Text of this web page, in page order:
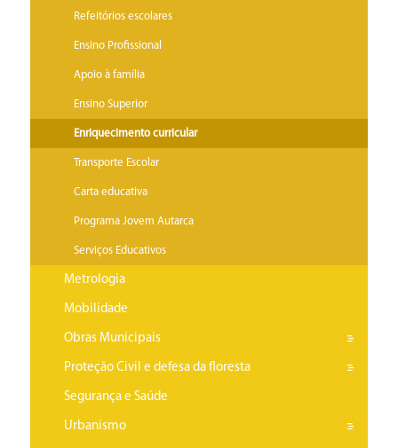
Refeitórios escolares
Ensino Profissional
Apoio à família
Ensino Superior
Enriquecimento curricular
Transporte Escolar
Carta educativa
Programa Jovem Autarca
Serviços Educativos
Metrologia
Mobilidade
Obras Municipais
Proteção Civil e defesa da floresta
Segurança e Saúde
Urbanismo